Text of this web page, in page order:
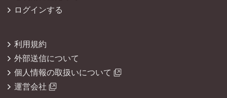
ログインする
利用規約
外部送信について
個人情報の取扱いについて
運営会社